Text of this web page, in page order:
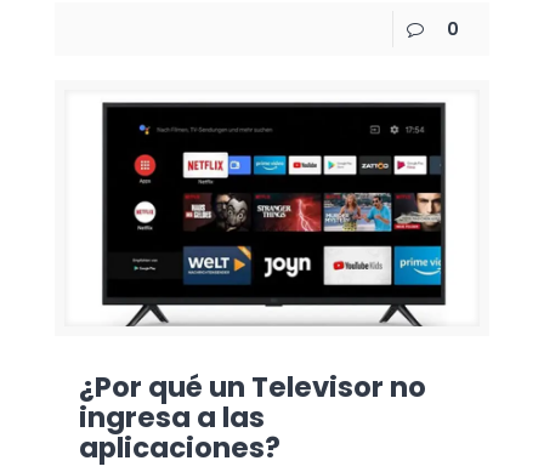
0
¿Por qué un Televisor no
ingresa a las
aplicaciones?